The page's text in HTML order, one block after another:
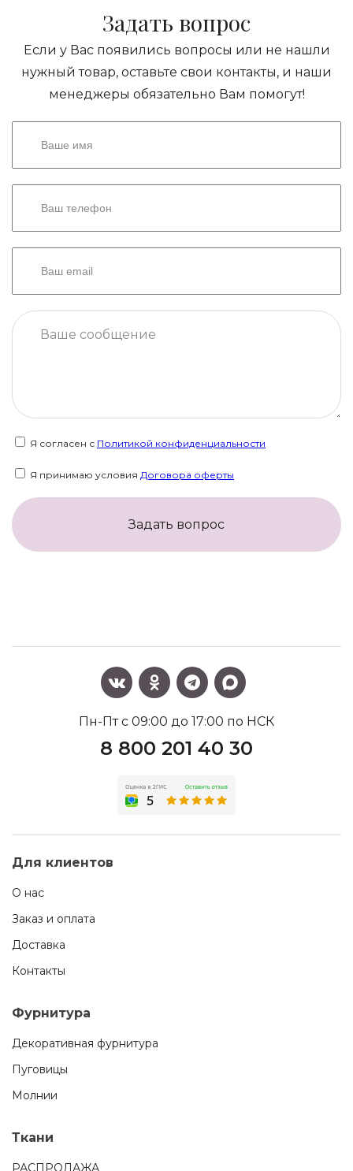
Задать вопрос
Если у Вас появились вопросы или не нашли
нужный товар, оставьте свои контакты, и наши
менеджеры обязательно Вам помогут!
Я согласен с Политикой конфиденциальности
Я принимаю условия Договора оферты
Задать вопрос
Пн-Пт с 09:00 до 17:00 по НСК
8 800 201 40 30
Для клиентов
О нас
Заказ и оплата
Доставка
Контакты
Фурнитура
Декоративная фурнитура
Пуговицы
Молнии
Ткани
РАСПРОДАЖА